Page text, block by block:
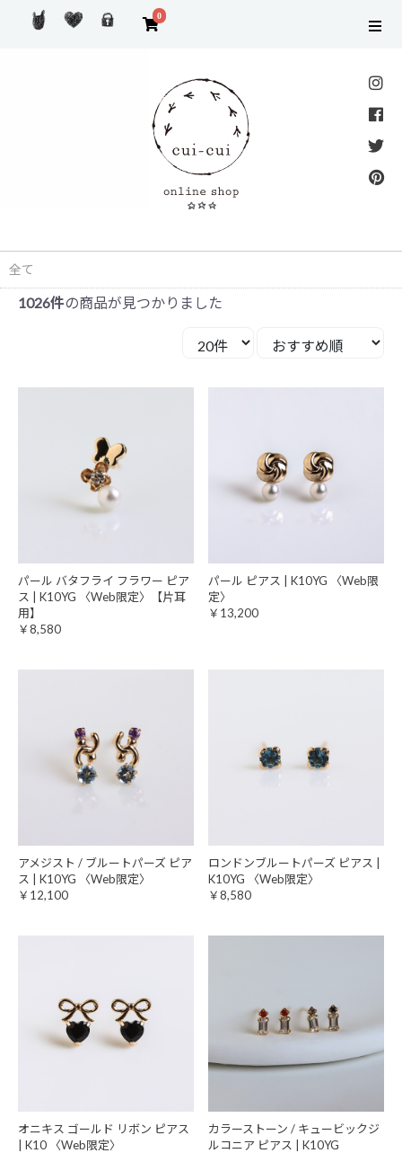
0
全て
1026件の商品が見つかりました
パール バタフライ フラワー ピア
ス | K10YG 〈Web限定〉【片耳
用】
￥8,580
パール ピアス | K10YG 〈Web限
定〉
￥13,200
アメジスト / ブルートパーズ ピア
ス | K10YG 〈Web限定〉
￥12,100
ロンドンブルートパーズ ピアス |
K10YG 〈Web限定〉
￥8,580
オニキス ゴールド リボン ピアス
| K10 〈Web限定〉
カラーストーン / キュービックジ
ルコニア ピアス | K10YG